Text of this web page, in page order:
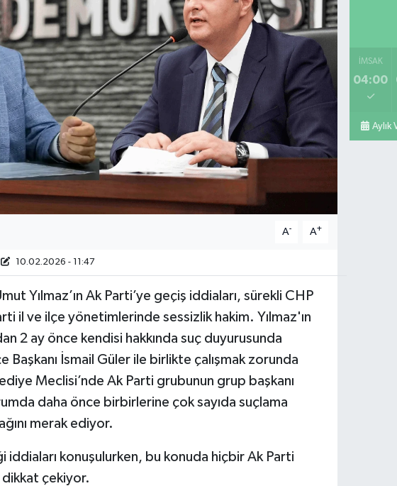
A- A+
10.02.2026 - 11:47
Yılmaz’ın Ak Parti’ye geçiş iddiaları, sürekli CHP
il ve ilçe yönetimlerinde sessizlik hakim. Yılmaz'ın
2 ay önce kendisi hakkında suç duyurusunda
Başkanı İsmail Güler ile birlikte çalışmak zorunda
Meclisi’nde Ak Parti grubunun grup başkanı
daha önce birbirlerine çok sayıda suçlama
merak ediyor.
iddiaları konuşulurken, bu konuda hiçbir Ak Parti
dikkat çekiyor.
İMSAK
04:00
Aylık